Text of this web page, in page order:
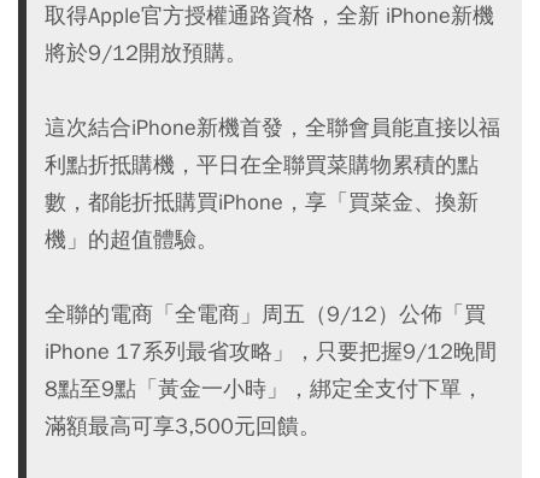
取得Apple官方授權通路資格，全新 iPhone新機
將於9/12開放預購。
這次結合iPhone新機首發，全聯會員能直接以福
利點折抵購機，平日在全聯買菜購物累積的點
數，都能折抵購買iPhone，享「買菜金、換新
機」的超值體驗。
全聯的電商「全電商」周五（9/12）公佈「買
iPhone 17系列最省攻略」，只要把握9/12晚間
8點至9點「黃金一小時」，綁定全支付下單，
滿額最高可享3,500元回饋。